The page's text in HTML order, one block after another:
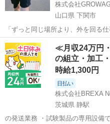
株式会社
山口県 下関市
「ずっと同じ場所より、外を回る
と嫌いじゃない」 そんな方におすすめ。 お任せするのは、
場やコインパーキングを回って、
を確...
山口 下関市 その他 ス
≪月収24万円
の組立・加工
時給1,300円
日払い
株式会社BREXA
茨城県 静駅
の発送業務 ・試験製品の専用設備